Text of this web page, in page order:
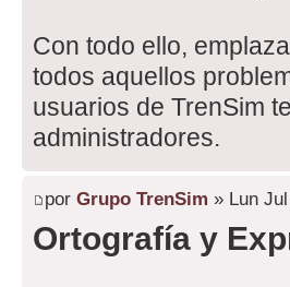
Con todo ello,
todos aquellos
usuarios de TrenSim
administradores.
por Grupo TrenSim » Lun
Ortografía y